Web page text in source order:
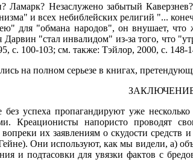
Незаслужено забытый
и всех небиблейских религий "...
для "обмана народов", он внушает,
"стал инвалидом" из-за того, что
с. 100-103; см. также: Тэйлор, 2000, с. 148-
на полном серьезе в книгах,
успеха пропагандируют уже
Креационисты напористо проводят
их заявлениям о скудости
Они используют, как мы видели, а)
и подтасовки для увязки фактов с